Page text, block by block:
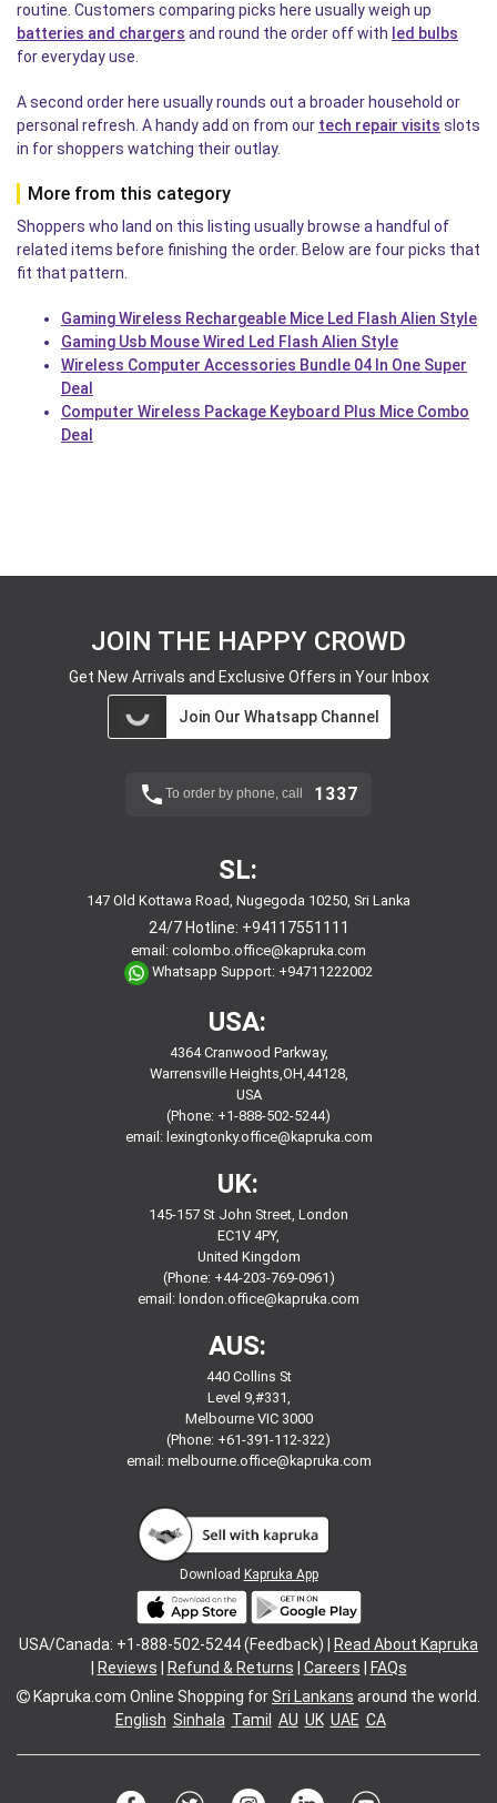
routine. Customers comparing picks here usually weigh up
batteries and chargers and round the order off with led bulbs
for everyday use.
A second order here usually rounds out a broader household or
personal refresh. A handy add on from our tech repair visits slots
in for shoppers watching their outlay.
More from this category
Shoppers who land on this listing usually browse a handful of
related items before finishing the order. Below are four picks that
fit that pattern.
Gaming Wireless Rechargeable Mice Led Flash Alien Style
Gaming Usb Mouse Wired Led Flash Alien Style
Wireless Computer Accessories Bundle 04 In One Super
Deal
Computer Wireless Package Keyboard Plus Mice Combo
Deal
JOIN THE HAPPY CROWD
Get New Arrivals and Exclusive Offers in Your Inbox
Join Our Whatsapp Channel
To order by phone, call 1337
SL:
147 Old Kottawa Road, Nugegoda 10250, Sri Lanka
24/7 Hotline: +94117551111
email: colombo.office@kapruka.com
Whatsapp Support: +94711222002
USA:
4364 Cranwood Parkway,
Warrensville Heights,OH,44128,
USA
(Phone: +1-888-502-5244)
email: lexingtonky.office@kapruka.com
UK:
145-157 St John Street, London
EC1V 4PY,
United Kingdom
(Phone: +44-203-769-0961)
email: london.office@kapruka.com
AUS:
440 Collins St
Level 9,#331,
Melbourne VIC 3000
(Phone: +61-391-112-322)
email: melbourne.office@kapruka.com
Download Kapruka App
USA/Canada: +1-888-502-5244 (Feedback) |
Read About Kapruka
Reviews Refund & Returns Careers
FAQs
Kapruka.com Online Shopping forSri Lankans around the world.
English Sinhala Tamil AU UK UAE CA